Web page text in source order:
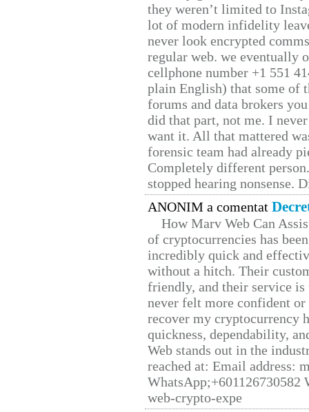
they weren’t limited to
lot of modern infidelity
never look encrypted
regular web. we eventually
cellphone number +1 551
plain English) that some of
forums and data brokers
did that part, not me. I
want it. All that mattered
forensic team had already
Completely different
stopped hearing nonsense.
ANONIM a comentat
How Marv Web Can
of cryptocurrencies has
incredibly quick and
without a hitch. Their
friendly, and their service
never felt more confident
recover my cryptocurrency
quickness, dependability,
Web stands out in the
reached at: Email address:
web-crypto-expe